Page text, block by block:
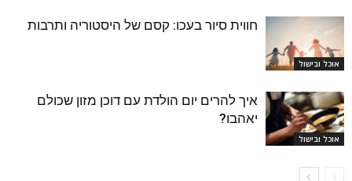
אוכל ובישול
חווית סיור בעכו: קסם של היסטוריה ותרבות
אוכל ובישול
איך להרים יום הולדת עם דוכן מזון שכולם
יאהבו?